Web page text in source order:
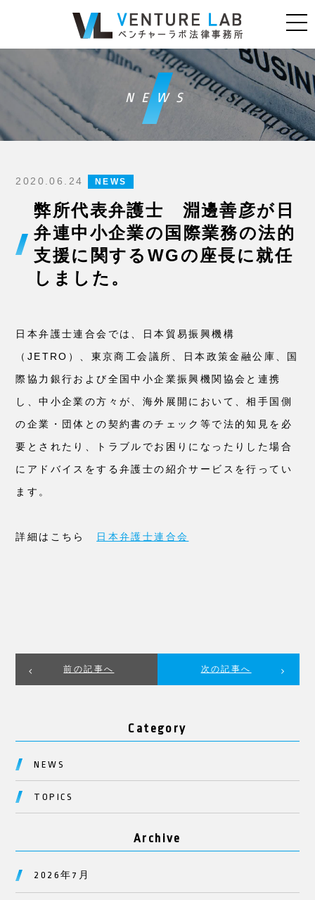
NEWS
2020.06.24 NEWS
弊所代表弁護士 淵邊善彦が日
弁連中小企業の国際業務の法的
支援に関するWGの座長に就任
しました。
日本弁護士連合会では、日本貿易振興機構
（JETRO）、東京商工会議所、日本政策金融公庫、国
際協力銀行および全国中小企業振興機関協会と連携
し、中小企業の方々が、海外展開において、相手国側
の企業・団体との契約書のチェック等で法的知見を必
要とされたり、トラブルでお困りになったりした場合
にアドバイスをする弁護士の紹介サービスを行ってい
ます。
詳細はこちら 日本弁護士連合会
前の記事へ 次の記事へ
Category
NEWS
TOPICS
Archive
2026年7月